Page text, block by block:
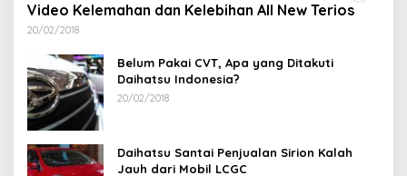
Video Kelemahan dan Kelebihan All New Terios
20/02/2018
Belum Pakai CVT, Apa yang Ditakuti
Daihatsu Indonesia?
20/02/2018
Daihatsu Santai Penjualan Sirion Kalah
Jauh dari Mobil LCGC